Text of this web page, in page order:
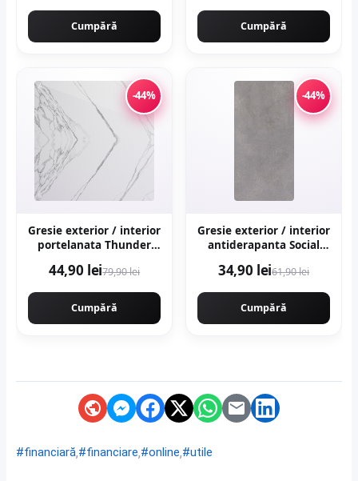
Cumpără Cumpără
-44%
Gresie exterior / interior
portelanata Thunder
120 cm lucioasa
44,90 lei79,90 lei
Cumpără
-44%
Gresie exterior / interior
antiderapanta Social
aspect ciment
34,90 lei61,90 lei
Cumpără
#financiară,#financiare,#online,#utile